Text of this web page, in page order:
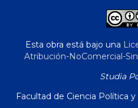
Esta obra está bajo una
Atribución-NoComercial-
Studia
Facultad de Ciencia Política